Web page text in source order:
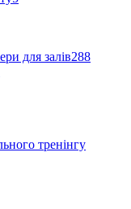
для залів288
тренінгу